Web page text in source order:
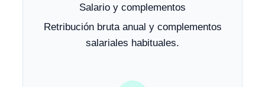
Salario y complementos
Retribución bruta anual y complementos
salariales habituales.